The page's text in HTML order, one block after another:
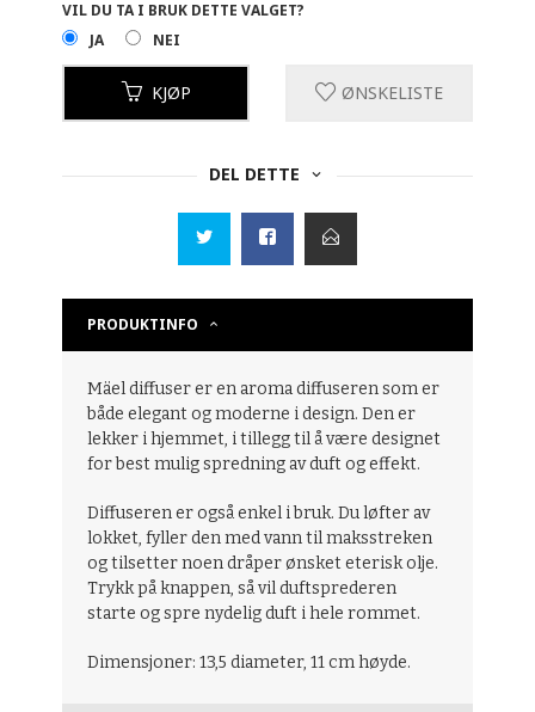
VIL DU TA I BRUK DETTE VALGET?
JA
NEI
KJØP ØNSKELISTE
DEL DETTE
PRODUKTINFO
Mäel diffuser er en aroma diffuseren som er
både elegant og moderne i design. Den er
lekker i hjemmet, i tillegg til å være designet
for best mulig spredning av duft og effekt.
Diffuseren er også enkel i bruk. Du løfter av
lokket, fyller den med vann til maksstreken
og tilsetter noen dråper ønsket eterisk olje.
Trykk på knappen, så vil duftsprederen
starte og spre nydelig duft i hele rommet.
Dimensjoner: 13,5 diameter, 11 cm høyde.